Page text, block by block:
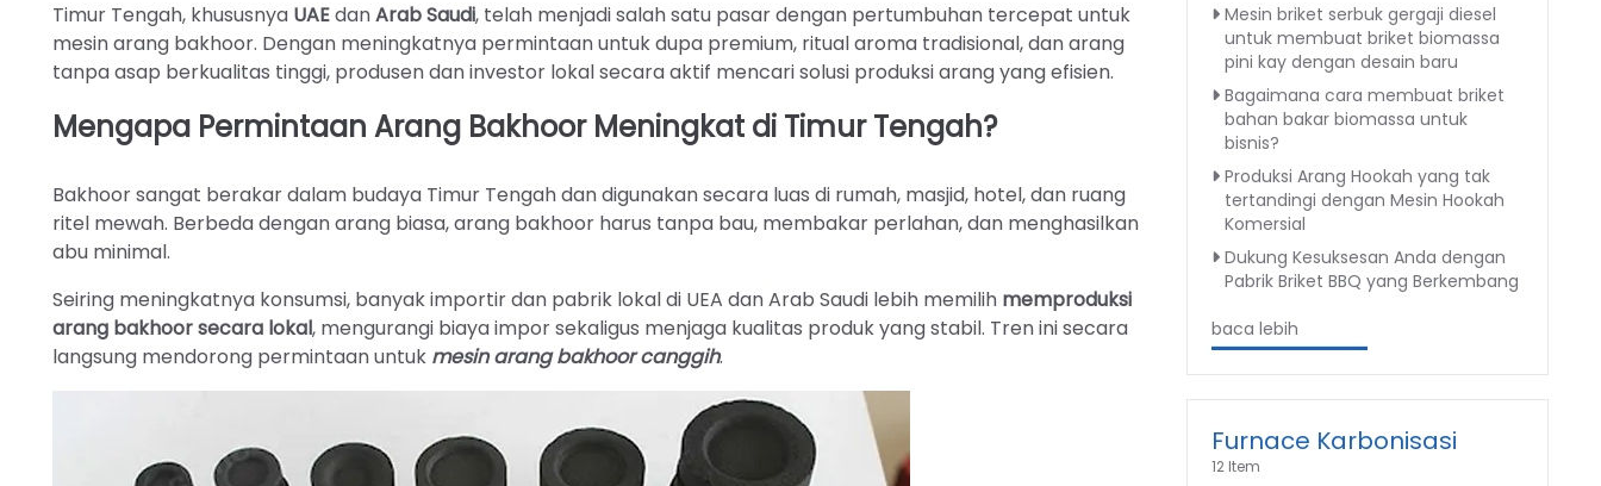
Timur Tengah, khususnya UAEdanArab Saudi, telah menjadi salah satu pasar dengan pertumbuhan tercepat untuk
mesin arang bakhoor. Dengan meningkatnya permintaan untuk dupa premium, ritual aroma tradisional, dan arang
tanpa asap berkualitas tinggi, produsen dan investor lokal secara aktif mencari solusi produksi arang yang efisien.
Mengapa Permintaan Arang Bakhoor Meningkat di Timur Tengah?
Bakhoor sangat berakar dalam budaya Timur Tengah dan digunakan secara luas di rumah, masjid, hotel, dan ruang
ritel mewah. Berbeda dengan arang biasa, arang bakhoor harus tanpa bau, membakar perlahan, dan menghasilkan
abu minimal.
Seiring meningkatnya konsumsi, banyak importir dan pabrik lokal di UEA dan Arab Saudi lebih memilih memproduksi
arang bakhoor secara lokal, mengurangi biaya impor sekaligus menjaga kualitas produk yang stabil. Tren ini secara
langsung mendorong permintaan untuk mesin arang bakhoor canggih.
Mesin briket serbuk gergaji diesel
untuk membuat briket biomassa
pini kay dengan desain baru
Bagaimana cara membuat briket
bahan bakar biomassa untuk
bisnis?
Produksi Arang Hookah yang tak
tertandingi dengan Mesin Hookah
Komersial
Dukung Kesuksesan Anda dengan
Pabrik Briket BBQ yang Berkembang
baca lebih
Furnace Karbonisasi
12 Item